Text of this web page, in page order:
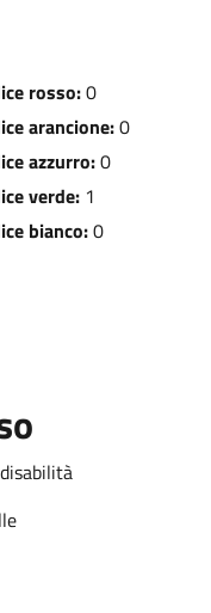
rosso:0
arancione:0
azzurro:0
verde: 1
bianco:0